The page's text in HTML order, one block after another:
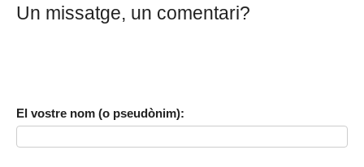
Un missatge, un comentari?
El vostre nom (o pseudònim):